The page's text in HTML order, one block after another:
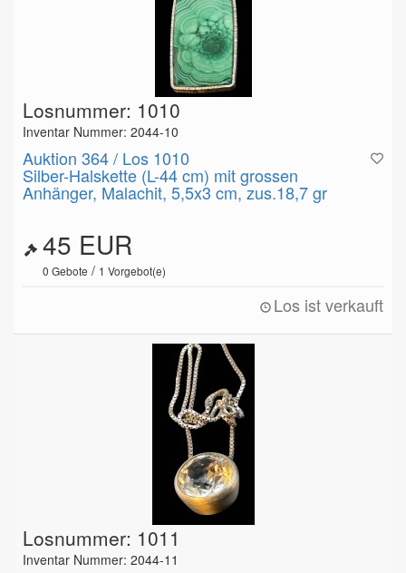
Losnummer: 1010
Inventar Nummer: 2044-10
Auktion 364 / Los 1010
Silber-Halskette (L-44 cm) mit grossen
Anhänger, Malachit, 5,5x3 cm, zus.18,7 gr
45 EUR
0 Gebote / 1 Vorgebot(e)
Los ist verkauft
Losnummer: 1011
Inventar Nummer: 2044-11